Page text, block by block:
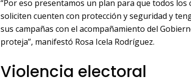
“Por eso presentamos un plan para que todos los
soliciten cuenten con protección y seguridad y
sus campañas con el acompañamiento del
proteja”, manifestó Rosa Icela Rodríguez.
Violencia electoral